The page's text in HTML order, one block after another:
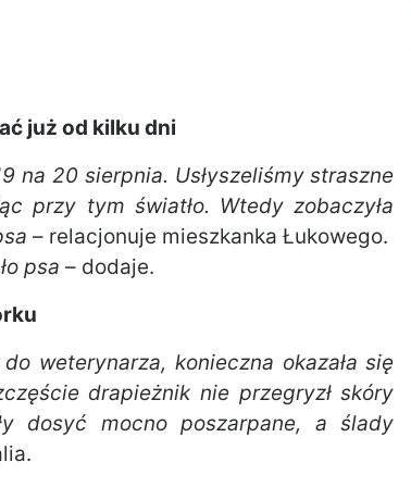
już od kilku dni
na 20 sierpnia. Usłyszeliśmy straszne
przy tym światło. Wtedy zobaczyła
– relacjonuje mieszkanka Łukowego.
psa – dodaje.
weterynarza, konieczna okazała się
drapieżnik nie przegryzł skóry
dosyć mocno poszarpane, a ślady